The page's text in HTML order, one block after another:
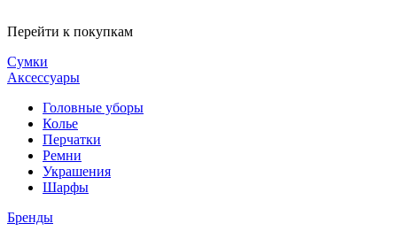
Перейти к покупкам
Сумки
Аксессуары
Головные уборы
Колье
Перчатки
Ремни
Украшения
Шарфы
Бренды